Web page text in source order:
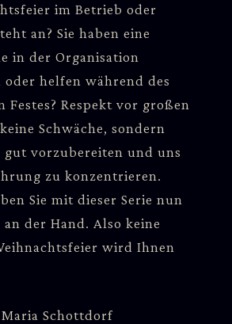
im Betrieb oder
an? Sie haben eine
in der Organisation
helfen während des
Festes? Respekt vor großen
Schwäche, sondern
vorzubereiten und uns
zu konzentrieren.
Sie mit dieser Serie nun
der Hand. Also keine
wird Ihnen
Schottdorf